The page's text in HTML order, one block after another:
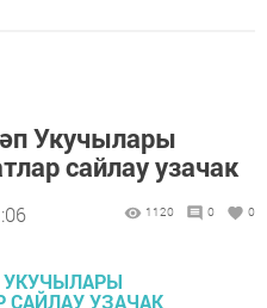
Укучылары
сайлау узачак
1120 0 0